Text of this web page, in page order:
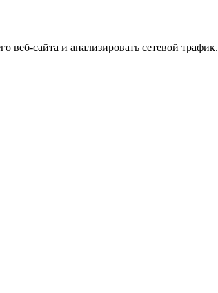
сайта и анализировать сетевой трафик.